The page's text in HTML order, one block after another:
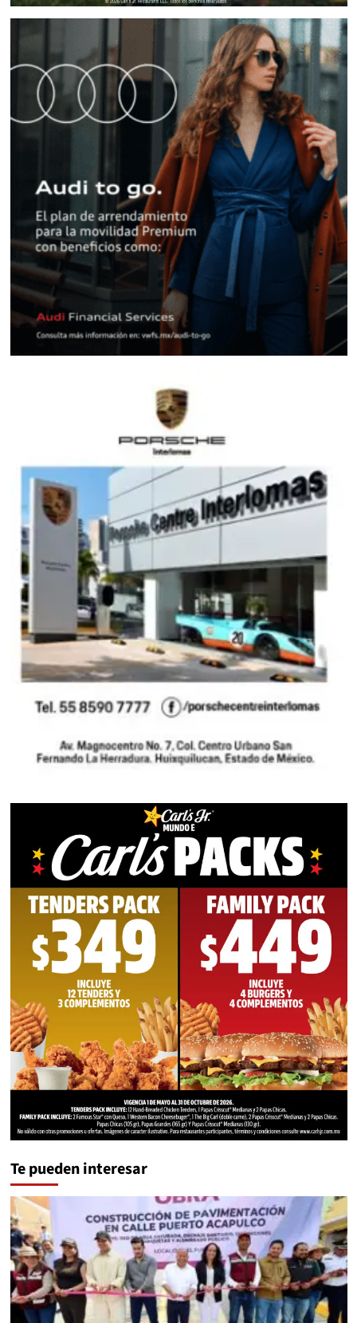
Te pueden interesar